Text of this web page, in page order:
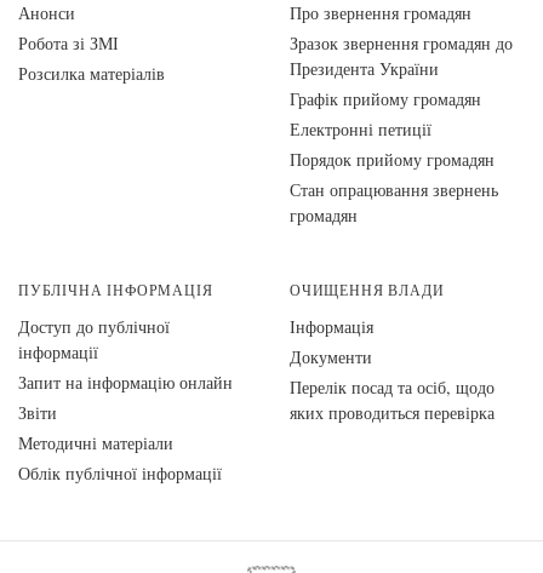
Анонси
Робота зі ЗМІ
Розсилка матеріалів
Про звернення громадян
Зразок звернення громадян до
Президента України
Графік прийому громадян
Електронні петиції
Порядок прийому громадян
Стан опрацювання звернень
громадян
ПУБЛІЧНА ІНФОРМАЦІЯ
Доступ до публічної
інформації
Запит на інформацію онлайн
Звіти
Методичні матеріали
Облік публічної інформації
ОЧИЩЕННЯ ВЛАДИ
Інформація
Документи
Перелік посад та осіб, щодо
яких проводиться перевірка